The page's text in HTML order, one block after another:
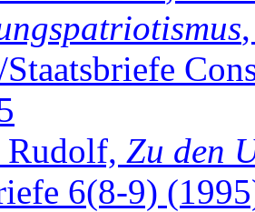
Rudolf, Zu den
6(8-9)